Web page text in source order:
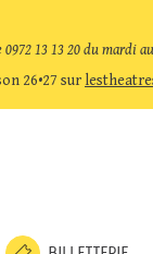
13 13 20 du mardi
26•27 sur